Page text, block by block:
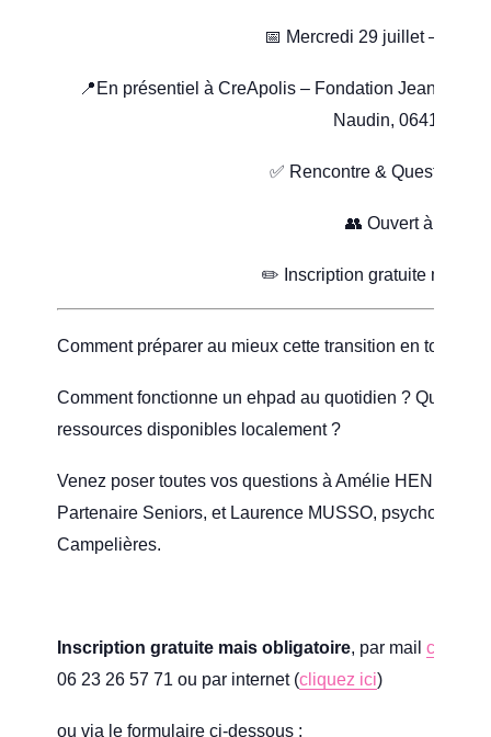
📅​ Mercredi 29 juillet –
📍​En présentiel à CreApolis – Fondation Jean Louis
Naudin, 06410 Biot
✅​ Rencontre & Question/
👥​ Ouvert à tous
✏️ Inscription gratuite mais
Comment préparer au mieux cette transition en toute
Comment fonctionne un ehpad au quotidien ? Quelles
ressources disponibles localement ?
Venez poser toutes vos questions àAmélie HENRY,
Partenaire Seniors, et Laurence MUSSO, psychologue
Campelières.
Inscription gratuite mais obligatoire, par mail
06 23 26 57 71 ou par internet (cliquez ici)
ou via le formulaire ci-dessous :